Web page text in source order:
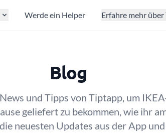
Werde ein Helper Erfahre mehr
Blog
und Tipps von Tiptapp, um
geliefert zu bekommen, wie ihr
neuesten Updates aus der App